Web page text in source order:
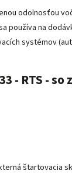
odolnosťou
používa na
systémov
- RTS -
štartovacia